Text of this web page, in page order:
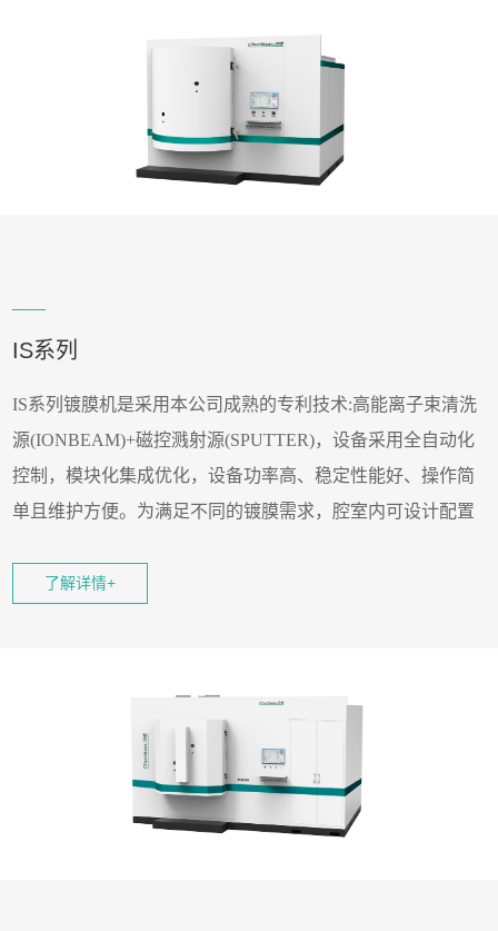
IS系列
IS系列镀膜机是采用本公司成熟的专利技术:高能离子束清洗
源(IONBEAM)+磁控溅射源(SPUTTER)，设备采用全自动化
控制，模块化集成优化，设备功率高、稳定性能好、操作简
单且维护方便。为满足不同的镀膜需求，腔室内可设计配置
高、均匀性能好的多层复合膜，包括各种金属
了解详情+